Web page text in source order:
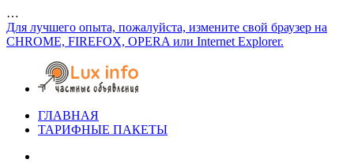
…
Для лучшего опыта, пожалуйста, измените свой браузер на
CHROME, FIREFOX, OPERA или Internet Explorer.
ГЛАВНАЯ
ТАРИФНЫЕ ПАКЕТЫ